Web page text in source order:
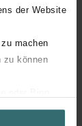
der Website
machen
zu können